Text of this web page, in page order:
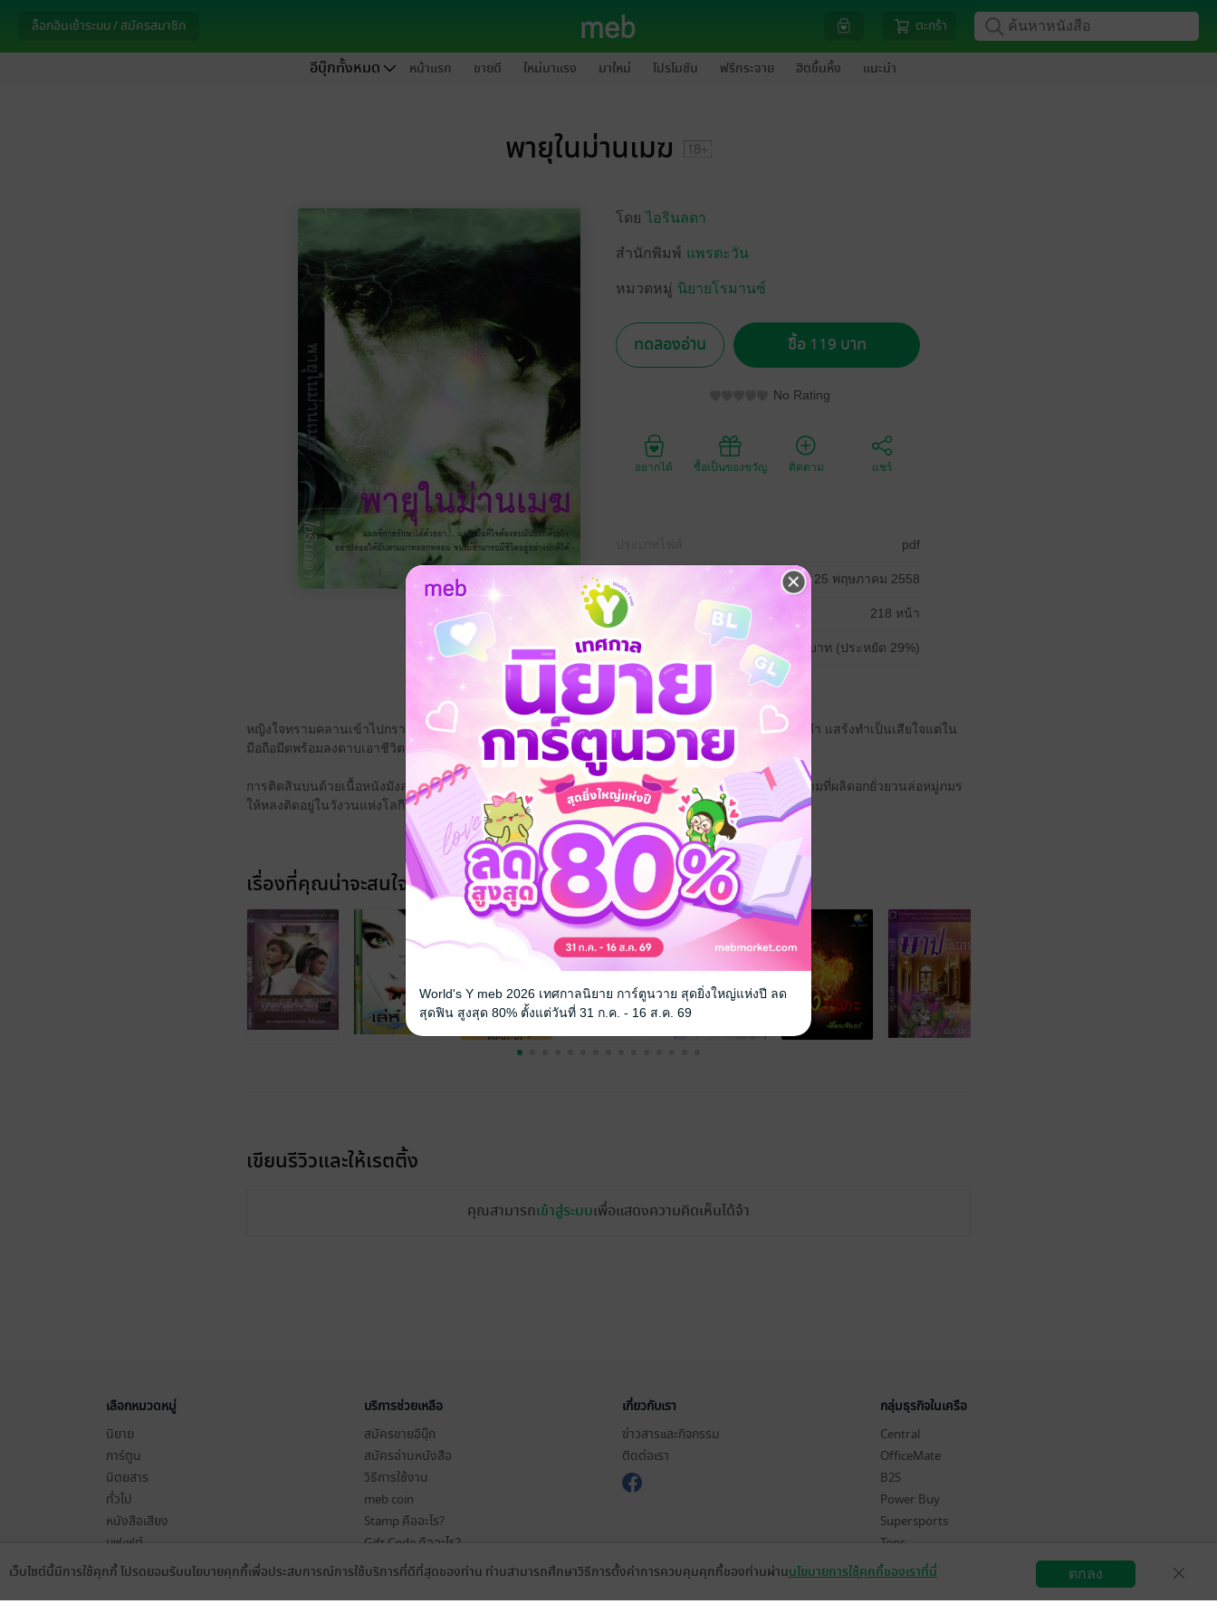
ล็อกอินเข้าระบบ / สมัครสมาชิก ตะกร้า
อีบุ๊กทั้งหมด หน้าแรก ขายดี ใหม่มาแรง มาใหม่ โปรโมชัน ฟรีกระจาย ฮิตขึ้นหิ้ง แนะนำ
พายุในม่านเมฆ
โดย ไอรินลดา
สำนักพิมพ์ แพรตะวัน
หมวดหมู่ นิยายโรมานซ์
ทดลองอ่าน ซื้อ 119 บาท
No Rating
อยากได้ ซื้อเป็นของขวัญ ติดตาม แชร์
pdf
วันที่วางขาย 25 พฤษภาคม 2558
ความยาว 218 หน้า
ราคาปก 169 บาท (ประหยัด 29%)
หญิงใจทรามคลานเข้าไปกราบแทบเท้า เอาน้ำตาตัวเองปกปิดความชั่วร้าย ในใจของหล่อนมีแต่ความมืดดำ แสร้งทำเป็นเสียใจแต่ใน
มือถือมีดพร้อมลงดาบเอาชีวิตของเพื่อนรักอย่างเลือดเย็น
การติดสินบนด้วยเนื้อหนังมังสา เป็นงานที่ง่ายสำหรับบุปผางามเฉกเช่นหล่อน ซึ่งไม่ต่างกับมาลีร้อยสวนยามที่ผลิดอกยั่วยวนล่อหมู่ภมร
ให้หลงติดอยู่ในวังวนแห่งโลกีย์
เรื่องที่คุณน่าจะสนใจ
เขียนรีวิวและให้เรตติ้ง
คุณสามารถเข้าสู่ระบบเพื่อแสดงความคิดเห็นได้จ้า
เลือกหมวดหมู่
นิยาย
การ์ตูน
นิตยสาร
ทั่วไป
หนังสือเสียง
บุฟเฟต์
บริการช่วยเหลือ
สมัครขายอีบุ๊ก
สมัครอ่านหนังสือ
วิธีการใช้งาน
meb coin
Stamp คืออะไร?
Gift Code คืออะไร?
เงื่อนไขในการใช้บริการ
เกี่ยวกับเรา
ข่าวสารและกิจกรรม
ติดต่อเรา
กลุ่มธุรกิจในเครือ
Central
OfficeMate
B2S
Power Buy
Supersports
Tops
Hytexts
สมัครขายอีบุ๊ก วิธีการใช้งาน
เว็บไซต์นี้มีการใช้คุกกี้ โปรดยอมรับนโยบายคุกกี้เพื่อประสบการณ์การใช้บริการที่ดีที่สุดของท่าน ท่านสามารถศึกษาวิธีการตั้งค่าการควบคุมคุกกี้ของท่านผ่านนโยบายการใช้คุกกี้ของเราที่นี่ ตกลง
World's Y meb 2026 เทศกาลนิยาย การ์ตูนวาย สุดยิ่งใหญ่แห่งปี ลด
สุดฟิน สูงสุด 80% ตั้งแต่วันที่ 31 ก.ค. - 16 ส.ค. 69